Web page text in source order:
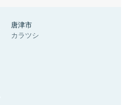
唐津市
カラツシ